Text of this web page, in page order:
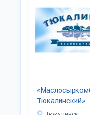
Тюкалинский»